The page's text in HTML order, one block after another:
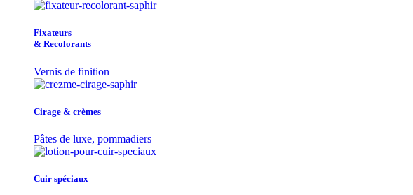
Fixateurs
& Recolorants
Vernis de finition
Cirage & crèmes
Pâtes de luxe, pommadiers
Cuir spéciaux